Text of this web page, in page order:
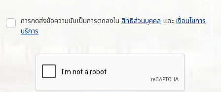
การกดส่งข้อความนับเป็นการตกลงใน สิทธิส่วนบุคคล และ เงื่อนไขการ
บริการ